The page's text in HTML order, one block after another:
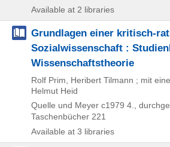
Available at 2 libraries
Grundlagen einer kritisch-
Sozialwissenschaft :
Wissenschaftstheorie
Rolf Prim, Heribert Tilmann ; mit
Helmut Heid
Quelle und Meyer c1979 4.,
Taschenbücher 221
Available at 3 libraries